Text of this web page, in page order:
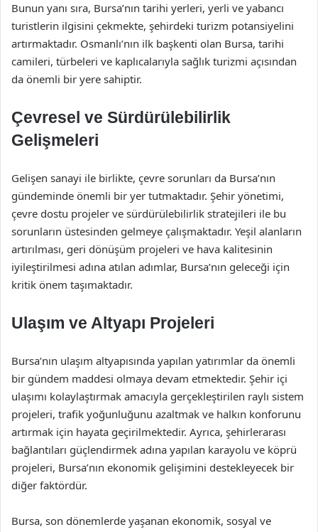
Bunun yanı sıra, Bursa’nın tarihi yerleri, yerli ve yabancı
turistlerin ilgisini çekmekte, şehirdeki turizm potansiyelini
artırmaktadır. Osmanlı’nın ilk başkenti olan Bursa, tarihi
camileri, türbeleri ve kaplıcalarıyla sağlık turizmi açısından
da önemli bir yere sahiptir.
Çevresel ve Sürdürülebilirlik
Gelişmeleri
Gelişen sanayi ile birlikte, çevre sorunları da Bursa’nın
gündeminde önemli bir yer tutmaktadır. Şehir yönetimi,
çevre dostu projeler ve sürdürülebilirlik stratejileri ile bu
sorunların üstesinden gelmeye çalışmaktadır. Yeşil alanların
artırılması, geri dönüşüm projeleri ve hava kalitesinin
iyileştirilmesi adına atılan adımlar, Bursa’nın geleceği için
kritik önem taşımaktadır.
Ulaşım ve Altyapı Projeleri
Bursa’nın ulaşım altyapısında yapılan yatırımlar da önemli
bir gündem maddesi olmaya devam etmektedir. Şehir içi
ulaşımı kolaylaştırmak amacıyla gerçekleştirilen raylı sistem
projeleri, trafik yoğunluğunu azaltmak ve halkın konforunu
artırmak için hayata geçirilmektedir. Ayrıca, şehirlerarası
bağlantıları güçlendirmek adına yapılan karayolu ve köprü
projeleri, Bursa’nın ekonomik gelişimini destekleyecek bir
diğer faktördür.
Bursa, son dönemlerde yaşanan ekonomik, sosyal ve